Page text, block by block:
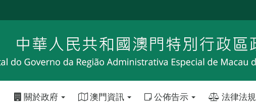
關於政府 澳門資訊 公佈告示 法律法規